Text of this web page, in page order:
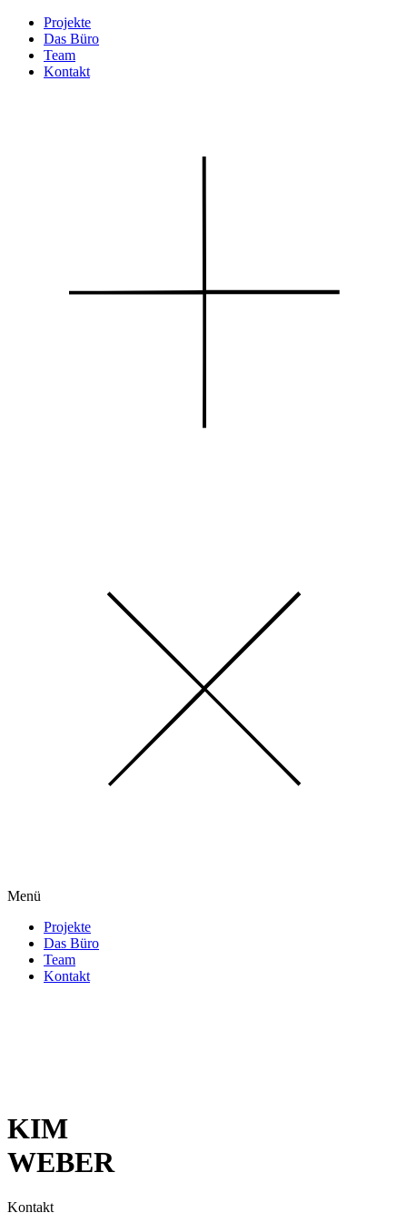
Zum
Inhalt
wechseln
Projekte
Das Büro
Team
Kontakt
Menü
Projekte
Das Büro
Team
Kontakt
KIM
WEBER
Kontakt